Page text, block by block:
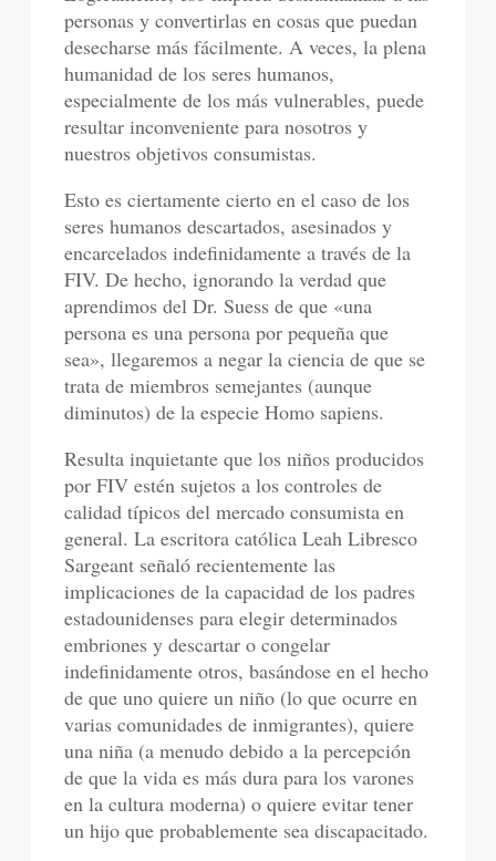
personas y convertirlas en cosas que puedan
desecharse más fácilmente. A veces, la plena
humanidad de los seres humanos,
especialmente de los más vulnerables, puede
resultar inconveniente para nosotros y
nuestros objetivos consumistas.
Esto es ciertamente cierto en el caso de los
seres humanos descartados, asesinados y
encarcelados indefinidamente a través de la
FIV. De hecho, ignorando la verdad que
aprendimos del Dr. Suess de que «una
persona es una persona por pequeña que
sea», llegaremos a negar la ciencia de que se
trata de miembros semejantes (aunque
diminutos) de la especie Homo sapiens.
Resulta inquietante que los niños producidos
por FIV estén sujetos a los controles de
calidad típicos del mercado consumista en
general. La escritora católica Leah Libresco
Sargeant señaló recientemente las
implicaciones de la capacidad de los padres
estadounidenses para elegir determinados
embriones y descartar o congelar
indefinidamente otros, basándose en el hecho
de que uno quiere un niño (lo que ocurre en
varias comunidades de inmigrantes), quiere
una niña (a menudo debido a la percepción
de que la vida es más dura para los varones
en la cultura moderna) o quiere evitar tener
un hijo que probablemente sea discapacitado.